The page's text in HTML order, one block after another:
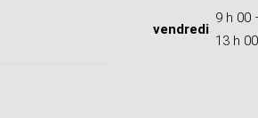
vendredi
9 h 00
13 h